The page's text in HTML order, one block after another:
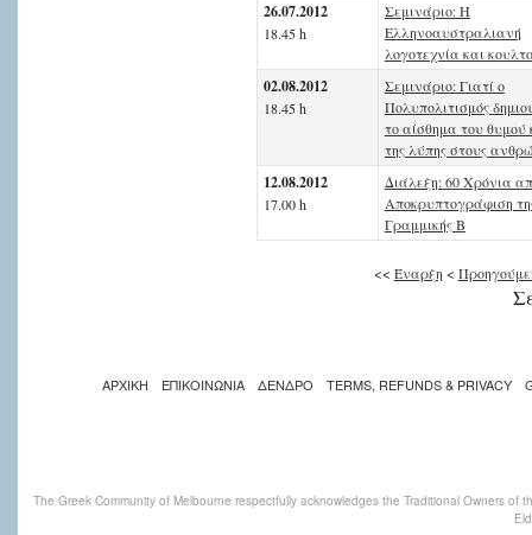
26.07.2012
18.45 h
Σεμινάριο: Η
Ελληνοαυστραλιανή
λογοτεχνία και
02.08.2012
18.45 h
Σεμινάριο: Γιατί ο
Πολυπολιτισμός
το αίσθημα του θυμού
της λύπης στους
12.08.2012
17.00 h
Διάλεξη: 60 Χρόνια
Αποκρυπτογράφιση
Γραμμικής Β
<< Έναρξη <
ΑΡΧΙΚΗ ΕΠΙΚΟΙΝΩΝΙΑ ΔΕΝΔΡΟ TERMS, REFUNDS & PRIVACY
The Greek Community of Melbourne respectfully acknowledges the Traditional Owners